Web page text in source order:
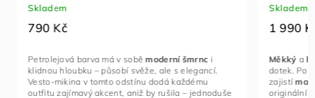
Skladem
790 Kč
Petrolejová barva má v sobě moderní šmrnci
klidnou hloubku – působí svěže, ale s elegancí.
Vesto-mikina v tomto odstínu dodá každému
outfitu zajímavý akcent, aniž by rušila – jednoduše
Skladem
1 990
Měkkýa
dotek.
zajistí
originální